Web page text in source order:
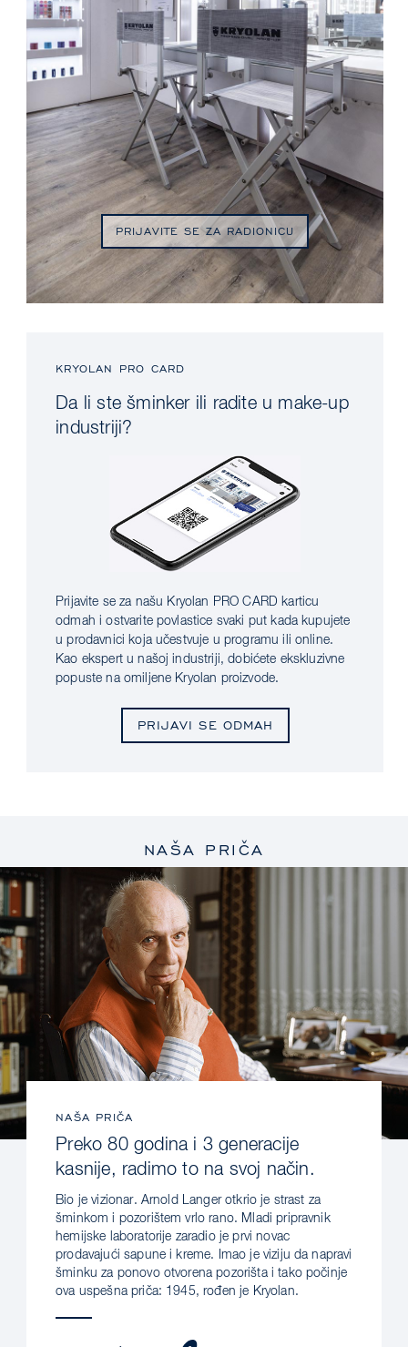
PRIJAVITE SE ZA RADIONICU
KRYOLAN PRO CARD
Da li ste šminker ili radite u make-up
industriji?
Prijavite se za našu Kryolan PRO CARD karticu
odmah i ostvarite povlastice svaki put kada kupujete
u prodavnici koja učestvuje u programu ili online.
Kao ekspert u našoj industriji, dobićete ekskluzivne
popuste na omiljene Kryolan proizvode.
PRIJAVI SE ODMAH
NAŠA PRIČA
NAŠA PRIČA
Preko 80 godina i 3 generacije
kasnije, radimo to na svoj način.
Bio je vizionar. Arnold Langer otkrio je strast za
šminkom i pozorištem vrlo rano. Mladi pripravnik
hemijske laboratorije zaradio je prvi novac
prodavajući sapune i kreme. Imao je viziju da napravi
šminku za ponovo otvorena pozorišta i tako počinje
ova uspešna priča: 1945, rođen je Kryolan.